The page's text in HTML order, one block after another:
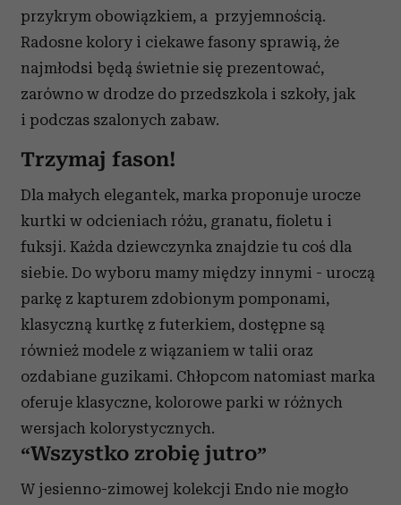
przykrym obowiązkiem, a przyjemnością.
Radosne kolory i ciekawe fasony sprawią, że
najmłodsi będą świetnie się prezentować,
zarówno w drodze do przedszkola i szkoły, jak
i podczas szalonych zabaw.
Trzymaj fason!
Dla małych elegantek, marka proponuje urocze
kurtki w odcieniach różu, granatu, fioletu i
fuksji. Każda dziewczynka znajdzie tu coś dla
siebie. Do wyboru mamy między innymi - uroczą
parkę z kapturem zdobionym pomponami,
klasyczną kurtkę z futerkiem, dostępne są
również modele z wiązaniem w talii oraz
ozdabiane guzikami. Chłopcom natomiast marka
oferuje klasyczne, kolorowe parki w różnych
wersjach kolorystycznych.
“Wszystko zrobię jutro”
W jesienno-zimowej kolekcji Endo nie mogło